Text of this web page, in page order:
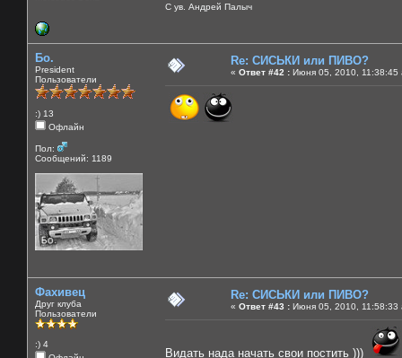
С ув. Андрей Палыч
Бо.
President
Пользователи
:) 13
Офлайн
Пол:
Сообщений: 1189
Re: СИСЬКИ или ПИВО?
« Ответ #42 : Июня 05, 2010, 11:38:45
Фахивец
Друг клуба
Пользователи
:) 4
Re: СИСЬКИ или ПИВО?
« Ответ #43 : Июня 05, 2010, 11:58:33
Видать нада начать свои постить )))